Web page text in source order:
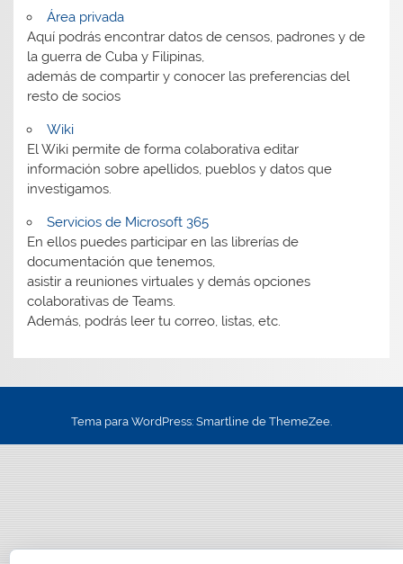
Área privada
Aquí podrás encontrar datos de censos, padrones y de
la guerra de Cuba y Filipinas,
además de compartir y conocer las preferencias del
resto de socios
Wiki
El Wiki permite de forma colaborativa editar
información sobre apellidos, pueblos y datos que
investigamos.
Servicios de Microsoft 365
En ellos puedes participar en las librerías de
documentación que tenemos,
asistir a reuniones virtuales y demás opciones
colaborativas de Teams.
Además, podrás leer tu correo, listas, etc.
Tema para WordPress: Smartline de ThemeZee.